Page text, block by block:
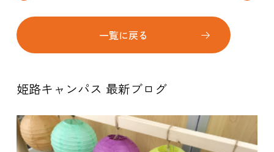
一覧に戻る
姫路キャンパス 最新ブログ